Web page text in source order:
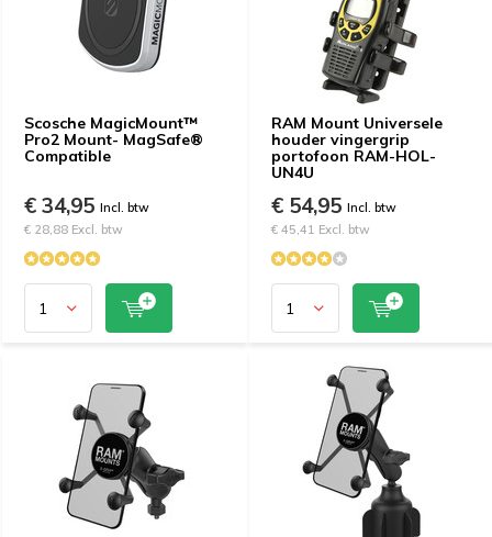
Scosche MagicMount™
Pro2 Mount- MagSafe®
Compatible
€ 34,95 Incl. btw
€ 28,88 Excl. btw
RAM Mount Universele
houder vingergrip
portofoon RAM-HOL-
UN4U
€ 54,95 Incl. btw
€ 45,41 Excl. btw